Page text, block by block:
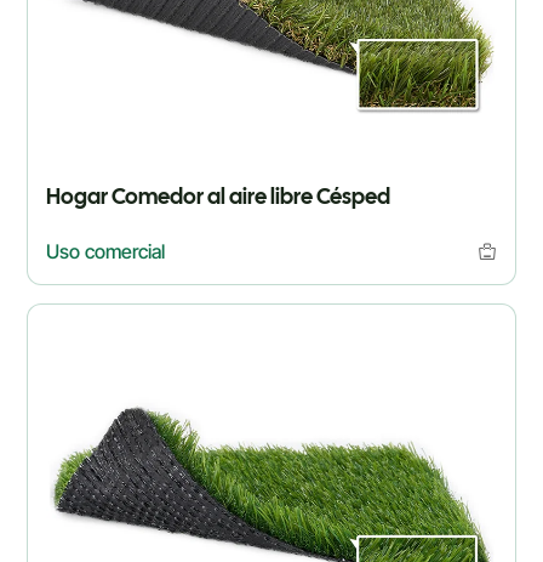
Hogar Comedor al aire libre Césped
Uso comercial